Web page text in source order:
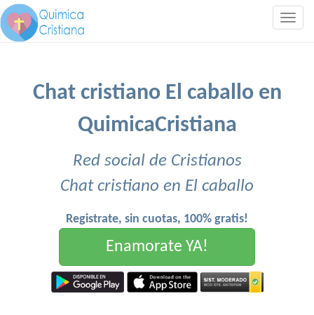
Chat cristiano El caballo en
QuimicaCristiana
Red social de Cristianos
Chat cristiano en El caballo
Registrate, sin cuotas, 100% gratis!
Enamorate YA!